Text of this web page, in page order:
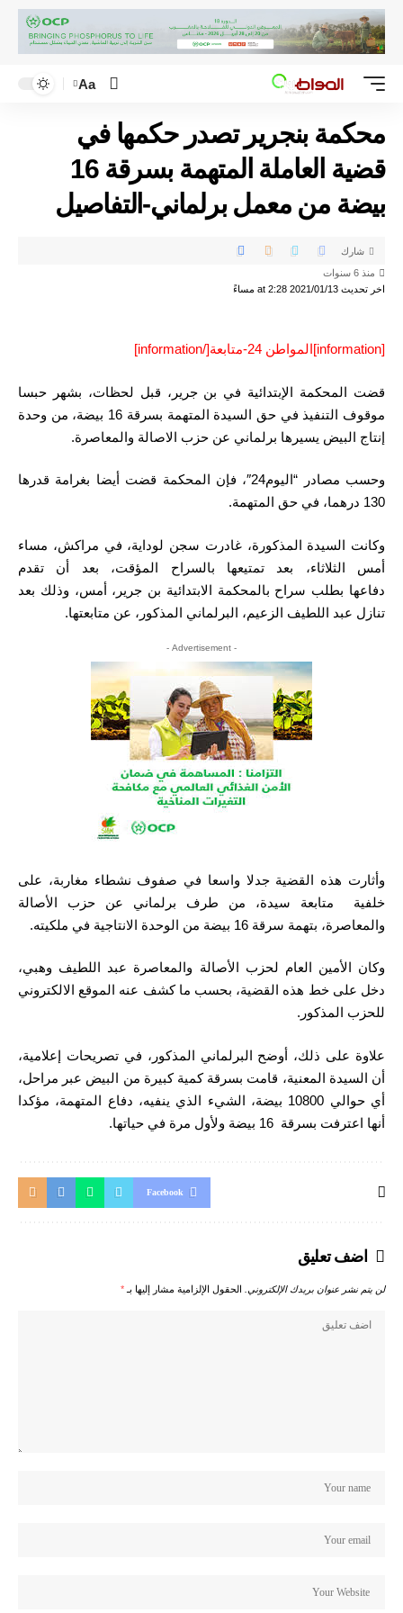
Aa
محكمة بنجرير تصدر حكمها في
قضية العاملة المتهمة بسرقة 16
بيضة من معمل برلماني-التفاصيل
اخر تحديث 2021/01/13 at 2:28 مساءً
منذ 6 سنوات
شارك
[information]المواطن 24-متابعة[/information]
قضت المحكمة الإبتدائية في بن جرير، قبل لحظات، بشهر حبسا
موقوف التنفيذ في حق السيدة المتهمة بسرقة 16 بيضة، من وحدة
إنتاج البيض يسيرها برلماني عن حزب الاصالة والمعاصرة.
وحسب مصادر “اليوم24″، فإن المحكمة قضت أيضا بغرامة قدرها
130 درهما، في حق المتهمة.
وكانت السيدة المذكورة، غادرت سجن لوداية، في مراكش، مساء
أمس الثلاثاء، بعد تمتيعها بالسراح المؤقت، بعد أن تقدم
دفاعها بطلب سراح بالمحكمة الابتدائية بن جرير، أمس، وذلك بعد
تنازل عبد اللطيف الزعيم، البرلماني المذكور، عن متابعتها.
- Advertisement -
وأثارت هذه القضية جدلا واسعا في صفوف نشطاء مغاربة، على
خلفية متابعة سيدة، من طرف برلماني عن حزب الأصالة
والمعاصرة، بتهمة سرقة 16 بيضة من الوحدة الانتاجية في ملكيته.
وكان الأمين العام لحزب الأصالة والمعاصرة عبد اللطيف وهبي،
دخل على خط هذه القضية، بحسب ما كشف عنه الموقع الالكتروني
للحزب المذكور.
علاوة على ذلك، أوضح البرلماني المذكور، في تصريحات إعلامية،
أن السيدة المعنية، قامت بسرقة كمية كبيرة من البيض عبر مراحل،
أي حوالي 10800 بيضة، الشيء الذي ينفيه، دفاع المتهمة، مؤكدا
أنها اعترفت بسرقة 16 بيضة ولأول مرة في حياتها.
Facebook
اضف تعليق
لن يتم نشر عنوان بريدك الإلكتروني. الحقول الإلزامية مشار إليها بـ *